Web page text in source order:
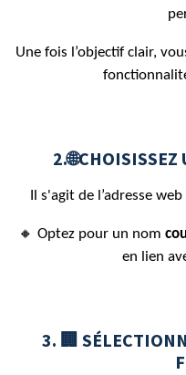
Une fois l’objectif clair,
Il s'agit de l’adresse
🔸 Optez pour un nom
en lien
3. 🏢